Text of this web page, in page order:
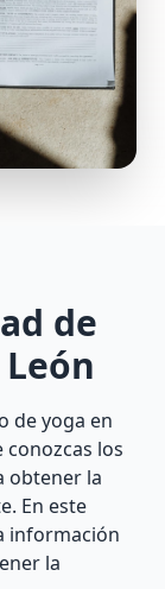
de
de yoga en
los
obtener la
En este
información
la